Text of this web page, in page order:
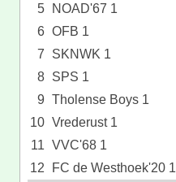
5
NOAD'67 1
6 OFB 1
7
SKNWK 1
8 SPS 1
9 Tholense Boys 1
10 Vrederust 1
11 VVC'68 1
12
FC de Westhoek'20 1